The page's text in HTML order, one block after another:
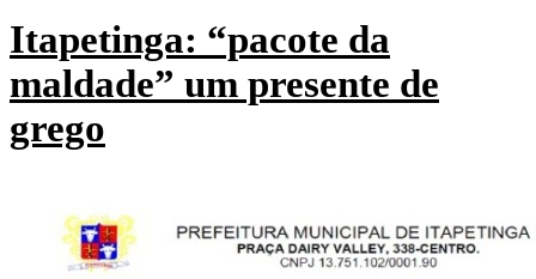
Itapetinga: “pacote da
maldade” um presente de
grego